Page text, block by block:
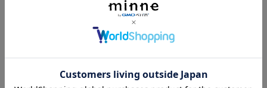
残り1点